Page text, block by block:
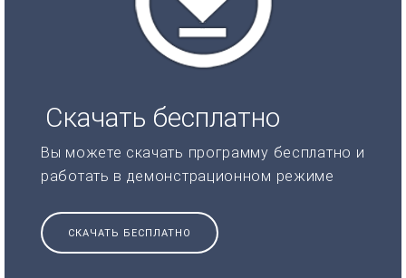
Скачать бесплатно
Вы можете скачать программу бесплатно и
работать в демонстрационном режиме
СКАЧАТЬ БЕСПЛАТНО